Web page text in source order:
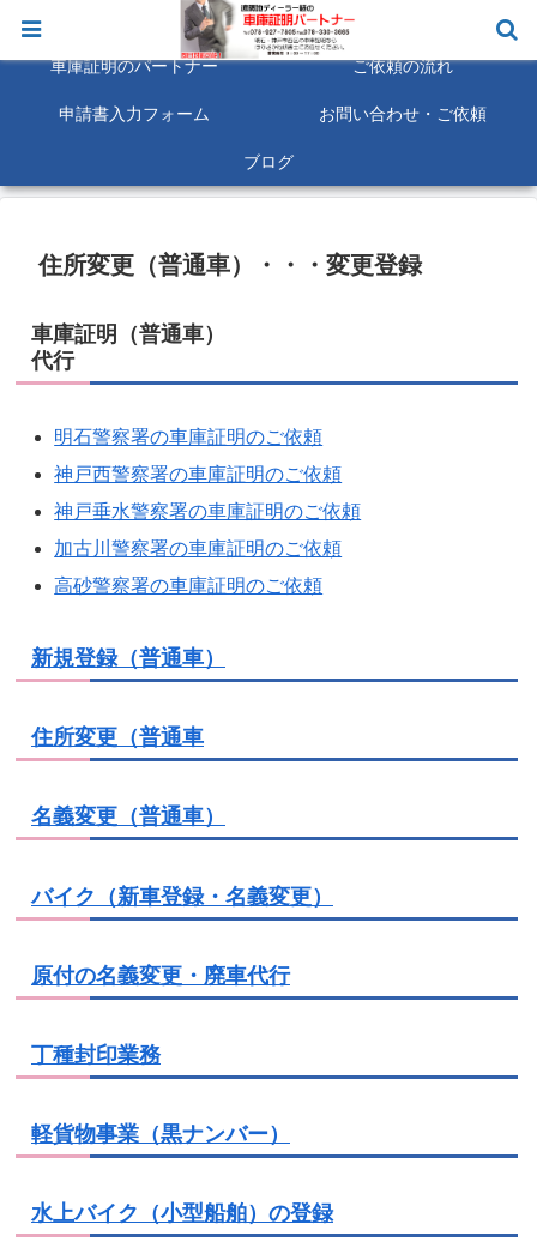
明石市 神戸市西区 車庫証明は即日対応にも可能な限り対応致します。
車庫証明のパートナー ご依頼の流れ
申請書入力フォーム お問い合わせ・ご依頼
ブログ
住所変更（普通車）・・・変更登録
車庫証明（普通車）
代行
明石警察署の車庫証明のご依頼
神戸西警察署の車庫証明のご依頼
神戸垂水警察署の車庫証明のご依頼
加古川警察署の車庫証明のご依頼
高砂警察署の車庫証明のご依頼
新規登録（普通車）
住所変更（普通車
名義変更（普通車）
バイク（新車登録・名義変更）
原付の名義変更・廃車代行
丁種封印業務
軽貨物事業（黒ナンバー）
水上バイク（小型船舶）の登録